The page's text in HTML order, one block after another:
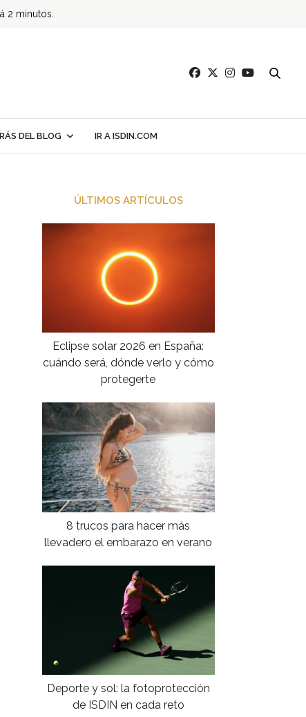
2 minutos.
DEL BLOG IR A ISDIN.COM
ÚLTIMOS ARTÍCULOS
Eclipse solar 2026 en España:
cuándo será, dónde verlo y cómo
protegerte
8 trucos para hacer más
llevadero el embarazo en verano
Deporte y sol: la fotoprotección
de ISDIN en cada reto